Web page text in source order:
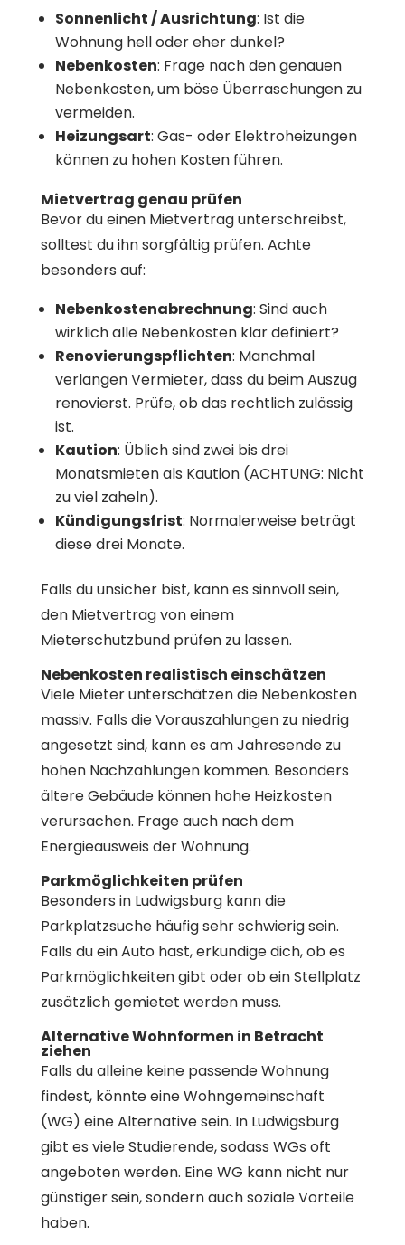
Sonnenlicht / Ausrichtung: Ist die
Wohnung hell oder eher dunkel?
Nebenkosten: Frage nach den genauen
Nebenkosten, um böse Überraschungen zu
vermeiden.
Heizungsart: Gas- oder Elektroheizungen
können zu hohen Kosten führen.
Mietvertrag genau prüfen
Bevor du einen Mietvertrag unterschreibst,
solltest du ihn sorgfältig prüfen. Achte
besonders auf:
Nebenkostenabrechnung: Sind auch
wirklich alle Nebenkosten klar definiert?
Renovierungspflichten: Manchmal
verlangen Vermieter, dass du beim Auszug
renovierst. Prüfe, ob das rechtlich zulässig
ist.
Kaution: Üblich sind zwei bis drei
Monatsmieten als Kaution (ACHTUNG: Nicht
zu viel zaheln).
Kündigungsfrist: Normalerweise beträgt
diese drei Monate.
Falls du unsicher bist, kann es sinnvoll sein,
den Mietvertrag von einem
Mieterschutzbund prüfen zu lassen.
Nebenkosten realistisch einschätzen
Viele Mieter unterschätzen die Nebenkosten
massiv. Falls die Vorauszahlungen zu niedrig
angesetzt sind, kann es am Jahresende zu
hohen Nachzahlungen kommen. Besonders
ältere Gebäude können hohe Heizkosten
verursachen. Frage auch nach dem
Energieausweis der Wohnung.
Parkmöglichkeiten prüfen
Besonders in Ludwigsburg kann die
Parkplatzsuche häufig sehr schwierig sein.
Falls du ein Auto hast, erkundige dich, ob es
Parkmöglichkeiten gibt oder ob ein Stellplatz
zusätzlich gemietet werden muss.
Alternative Wohnformen in Betracht
ziehen
Falls du alleine keine passende Wohnung
findest, könnte eine Wohngemeinschaft
(WG) eine Alternative sein. In Ludwigsburg
gibt es viele Studierende, sodass WGs oft
angeboten werden. Eine WG kann nicht nur
günstiger sein, sondern auch soziale Vorteile
haben.